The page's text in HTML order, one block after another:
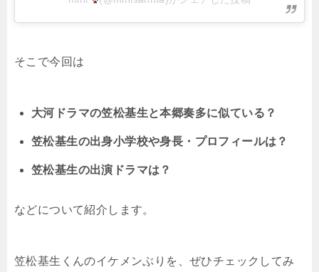
そこで今回は
大河ドラマの笠松基生と本郷奏多に似ている？
笠松基生の出身小学校や身長・プロフィールは？
笠松基生の出演ドラマは？
などについて紹介します。
笠松基生くんのイケメンぶりを、ぜひチェックしてみ